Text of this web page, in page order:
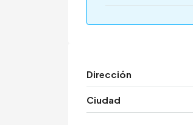
Dirección
Ciudad